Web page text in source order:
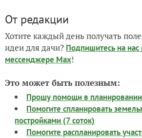
От редакции
Хотите каждый день получать
идеи для дачи? Подпишитесь на нас
мессенджере Max!
Это может быть полезным:
Прошу помощи в планировании
Помогите спланировать
постройками (7 соток)
Помогите распланировать